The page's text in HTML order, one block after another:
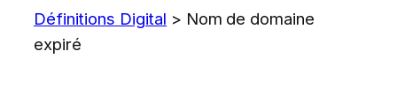
Définitions Digital > Nom de domaine
expiré